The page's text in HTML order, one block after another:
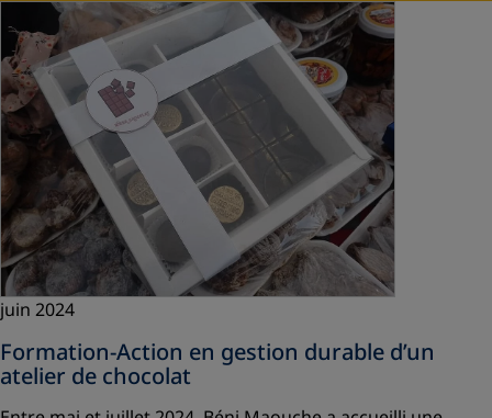
juin 2024
Formation-Action en gestion durable d’un
atelier de chocolat